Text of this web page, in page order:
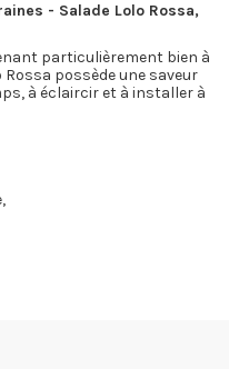
- Salade Lolo Rossa,
particulièrement bien à
possède une saveur
à éclaircir et à installer à